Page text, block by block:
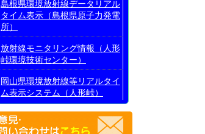
島根県環境放射線データリアル
タイム表示（島根県原子力発電
所）
放射線モニタリング情報（人形
峠環境技術センター）
岡山県環境放射線等リアルタイ
ム表示システム（人形峠）
放射線モニタリング情報共有・
公表システム（原子力規制委員